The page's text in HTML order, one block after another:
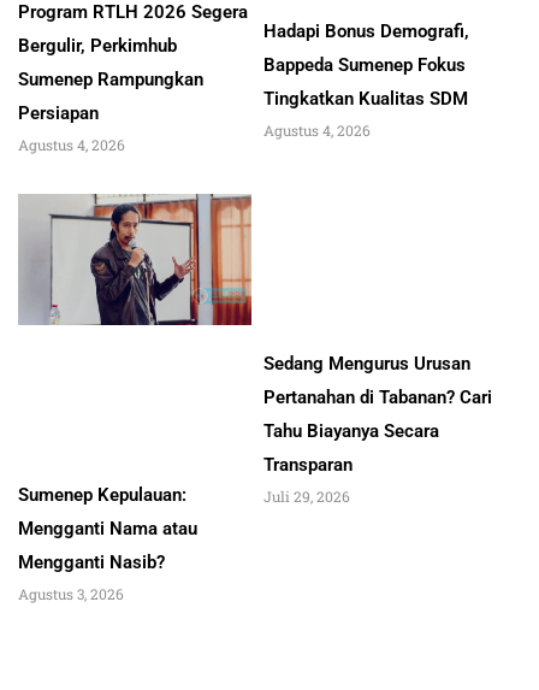
Program RTLH 2026 Segera
Bergulir, Perkimhub
Sumenep Rampungkan
Persiapan
Agustus 4, 2026
Hadapi Bonus Demografi,
Bappeda Sumenep Fokus
Tingkatkan Kualitas SDM
Agustus 4, 2026
Sumenep Kepulauan:
Mengganti Nama atau
Mengganti Nasib?
Agustus 3, 2026
Sedang Mengurus Urusan
Pertanahan di Tabanan? Cari
Tahu Biayanya Secara
Transparan
Juli 29, 2026